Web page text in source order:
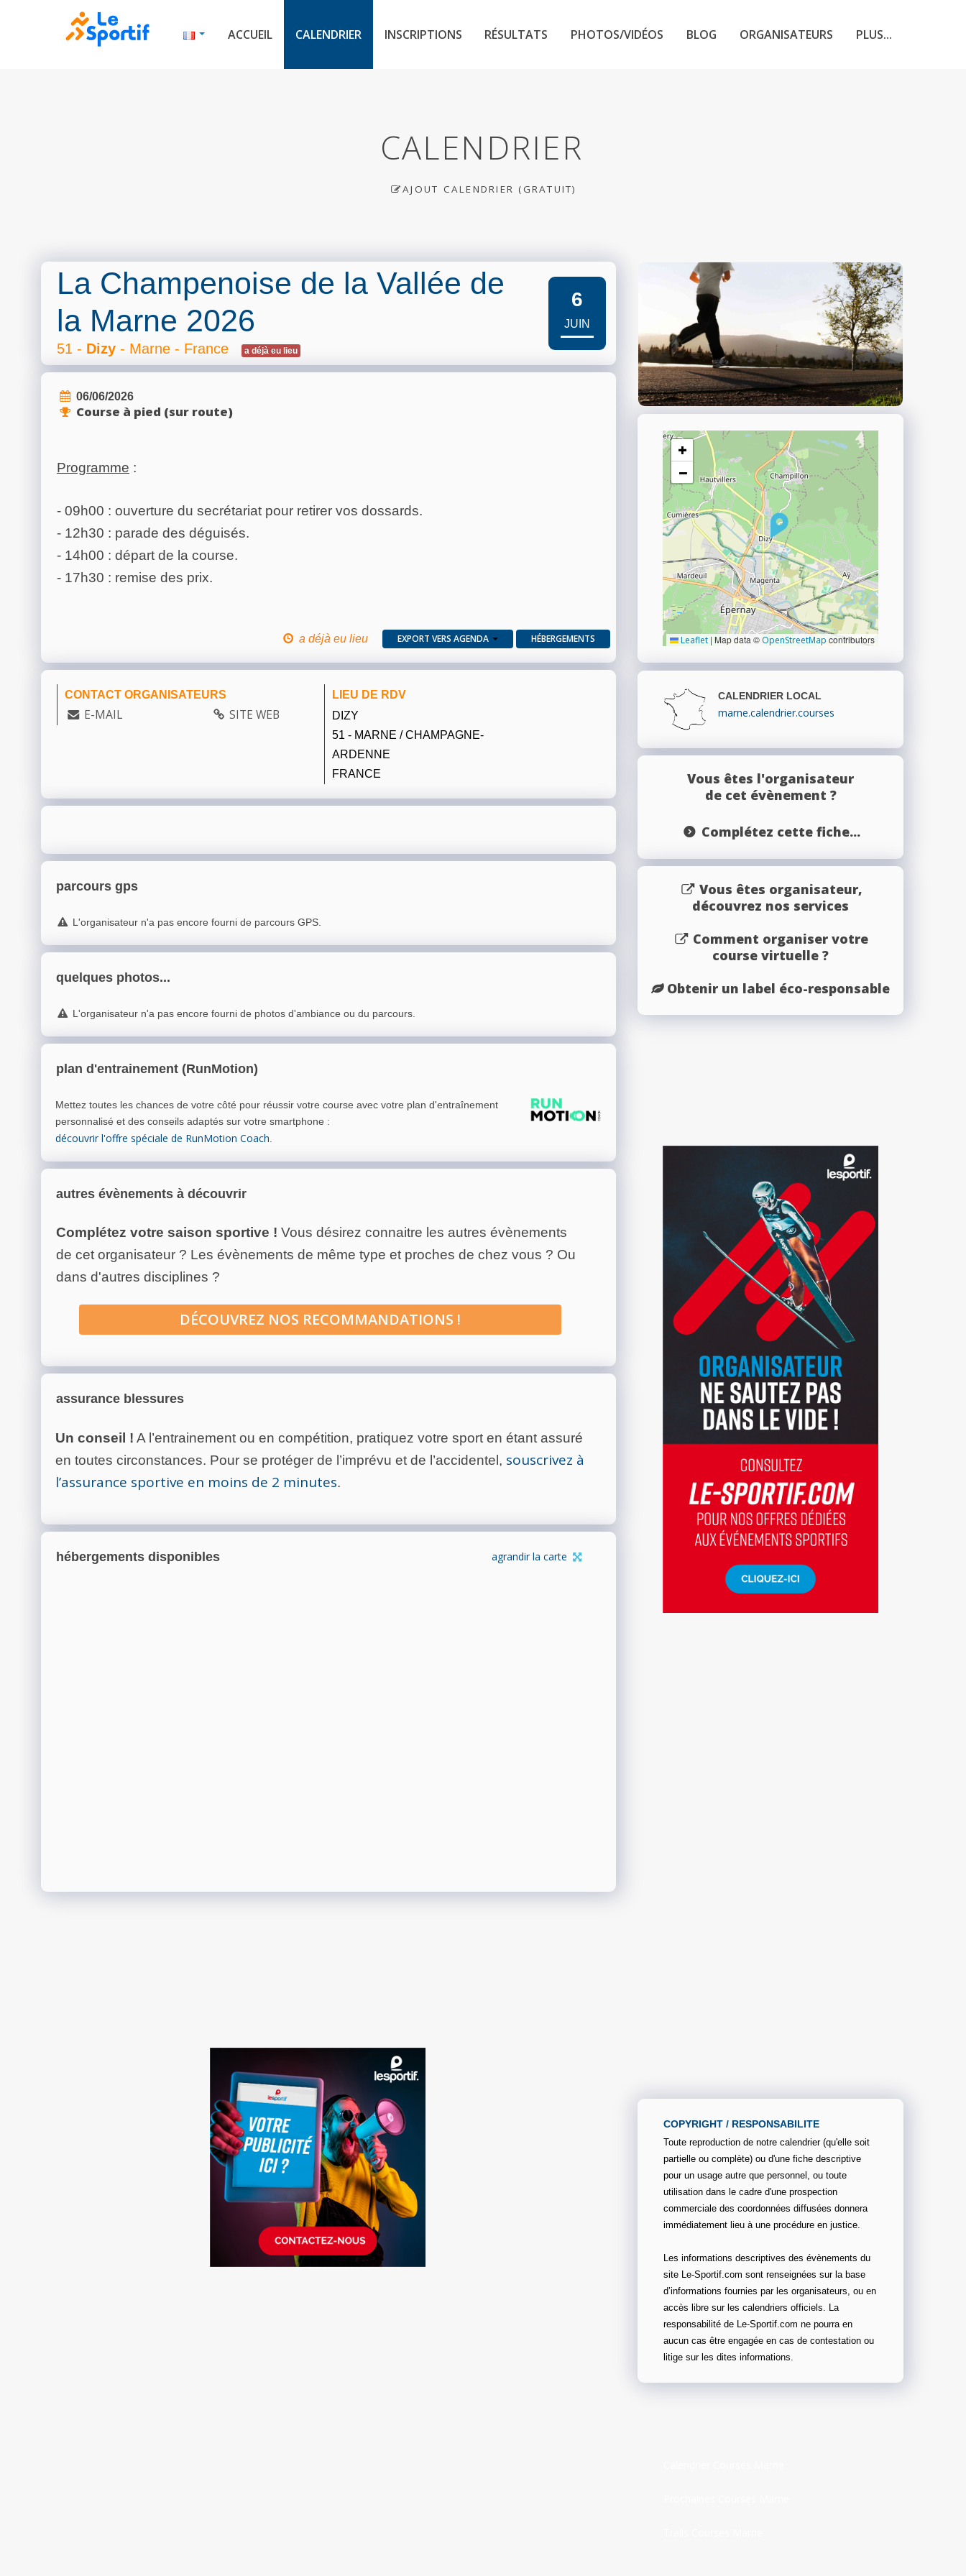
ACCUEIL CALENDRIER INSCRIPTIONS RÉSULTATS PHOTOS/VIDÉOS BLOG ORGANISATEURS PLUS...
CALENDRIER
AJOUT CALENDRIER (GRATUIT)
La Champenoise de la Vallée de
la Marne 2026
51 - Dizy - Marne - France a déjà eu lieu
6
JUIN
06/06/2026
Course à pied (sur route)
Programme :
- 09h00 : ouverture du secrétariat pour retirer vos dossards.
- 12h30 : parade des déguisés.
- 14h00 : départ de la course.
- 17h30 : remise des prix.
a déjà eu lieu EXPORT VERS AGENDA HÉBERGEMENTS
CONTACT ORGANISATEURS
E-MAIL SITE WEB
LIEU DE RDV
DIZY
51 - MARNE / CHAMPAGNE-
ARDENNE
FRANCE
parcours gps
L'organisateur n'a pas encore fourni de parcours GPS.
quelques photos...
L'organisateur n'a pas encore fourni de photos d'ambiance ou du parcours.
plan d'entrainement (RunMotion)
Mettez toutes les chances de votre côté pour réussir votre course avec votre plan d'entraînement
personnalisé et des conseils adaptés sur votre smartphone :
découvrir l'offre spéciale de RunMotion Coach.
autres évènements à découvrir
Complétez votre saison sportive ! Vous désirez connaitre les autres évènements
de cet organisateur ? Les évènements de même type et proches de chez vous ? Ou
dans d'autres disciplines ?
DÉCOUVREZ NOS RECOMMANDATIONS !
assurance blessures
Un conseil ! A l’entrainement ou en compétition, pratiquez votre sport en étant assuré
en toutes circonstances. Pour se protéger de l’imprévu et de l’accidentel, souscrivez à
l’assurance sportive en moins de 2 minutes.
hébergements disponibles agrandir la carte
+
−
Leaflet | Map data © OpenStreetMapcontributors
CALENDRIER LOCAL
marne.calendrier.courses
Vous êtes l'organisateur
de cet évènement ?
Complétez cette fiche...
Vous êtes organisateur,
découvrez nos services
Comment organiser votre
course virtuelle ?
Obtenir un label éco-responsable
COPYRIGHT / RESPONSABILITE
Toute reproduction de notre calendrier (qu'elle soit
partielle ou complète) ou d'une fiche descriptive
pour un usage autre que personnel, ou toute
utilisation dans le cadre d'une prospection
commerciale des coordonnées diffusées donnera
immédiatement lieu à une procédure en justice.
Les informations descriptives des évènements du
site Le-Sportif.com sont renseignées sur la base
d’informations fournies par les organisateurs, ou en
accès libre sur les calendriers officiels. La
responsabilité de Le-Sportif.com ne pourra en
aucun cas être engagée en cas de contestation ou
litige sur les dites informations.